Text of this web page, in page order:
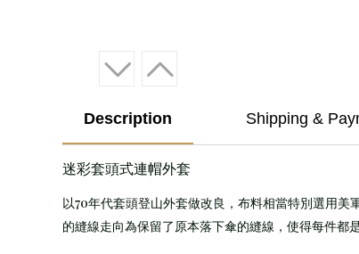
Description Shipping &
迷彩套頭式連帽外套
以70年代套頭登山外套做改良，布料相當特別選用美
的縫線走向為保留了原本落下傘的縫線 ，使得每件都